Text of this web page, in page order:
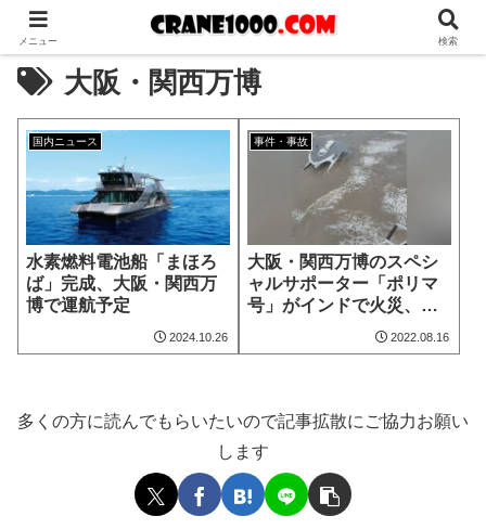
大阪・関西万博
国内ニュース
水素燃料電池船「まほろ
ば」完成、大阪・関西万
博で運航予定
2024.10.26
事件・事故
大阪・関西万博のスペシ
ャルサポーター「ポリマ
号」がインドで火災、漂
2022.08.16
多くの方に読んでもらいたいので記事拡散にご協力お願い
します
メニュー 検索